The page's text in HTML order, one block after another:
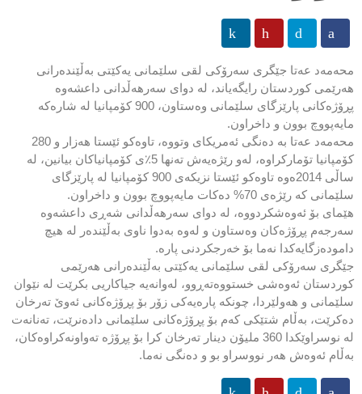
محەمەد عەتا جێگری سەرۆكی لقی سلێمانی یەكێتی بەڵێندەرانی
هەرێمی كوردستان رایگەیاند، لە دوای سەرهەڵدانی داعشەوە
پڕۆژەكانی پارێزگای سلێمانی وەستاون، 900 كۆمپانیا لە شارەكە
مایەپووچ بوون و داخراون.
محەمەد عەتا بە دەنگی ئەمریكای وتووە، تاوەكو ئێستا هەزار و 280
كۆمپانیا تۆماركراوە، لەو رێژەیەش تەنها 5٪ی كۆمپانیاكان بیانین، لە
ساڵی 2014ەوە تاوەكو ئێستا نزیكەی 900 كۆمپانیا لە پارێزگای
سلێمانی كە رێژەی 70% دەكات مایەپووچ بوون و داخراون.
هێمای بۆ ئەوەشكردووە، لە دوای سەرهەڵدانی شەڕی داعشەوە
سەرجەم پڕۆژەكان وەستاون و لەوە بەدوا ناوی بەڵێندەر لە هیچ
دامودەزگایەكدا نەما بۆ خەرجكردنی پارە.
جێگری سەرۆكی لقی سلێمانی یەكێتی بەڵێندەرانی هەرێمی
كوردستان ئەوەشی خستووەتەڕوو، لەوانەیە جیاكاریی بكرێت لە نێوان
سلێمانی و هەولێردا، چونكە پارەیەكی زۆر بۆ پڕۆژەكانی ئەوێ تەرخان
دەكرێت، بەڵام شتێكی كەم بۆ پڕۆژەكانی سلێمانی دادەنرێت، تەنانەت
لە نوسراوێكدا 360 ملیۆن دینار تەرخان كرا بۆ پڕۆژە تەواونەكراوەكان،
بەڵام ئەوەش هەر نووسراو بو و دەنگی نەما.